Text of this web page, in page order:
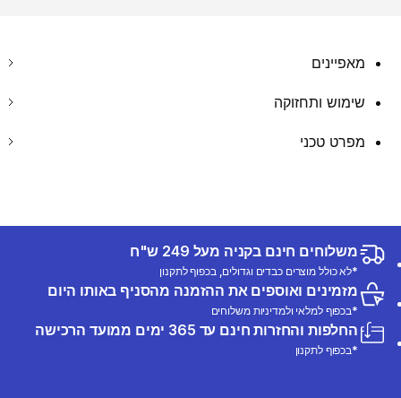
מאפיינים
שימוש ותחזוקה
מפרט טכני
משלוחים חינם בקניה מעל 249 ש"ח
*לא כולל מוצרים כבדים וגדולים, בכפוף לתקנון
מזמינים ואוספים את ההזמנה מהסניף באותו היום
*בכפוף למלאי ולמדיניות משלוחים
החלפות והחזרות חינם עד 365 ימים ממועד הרכישה
*בכפוף לתקנון